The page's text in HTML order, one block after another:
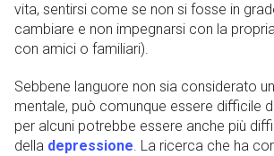
vita, sentirsi come se non si fosse in
cambiare e non impegnarsi con la
con amici o familiari).
Sebbene languore non sia considerato
mentale, può comunque essere difficile
per alcuni potrebbe essere anche più
della depressione. La ricerca che ha